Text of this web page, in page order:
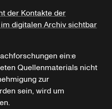
der Kontakte der
digitalen Archiv sichtbar
ein:e
Quellenmaterials nicht
zur
sein, wird um